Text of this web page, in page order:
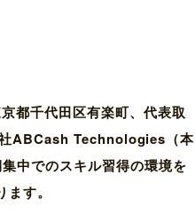
都千代田区有楽町、代表取
社ABCash Technologies（本
中でのスキル習得の環境を
す。